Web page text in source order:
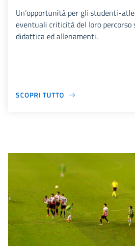
Un'opportunità per gli studenti-
eventuali criticità del loro percorso
didattica ed allenamenti.
SCOPRI TUTTO